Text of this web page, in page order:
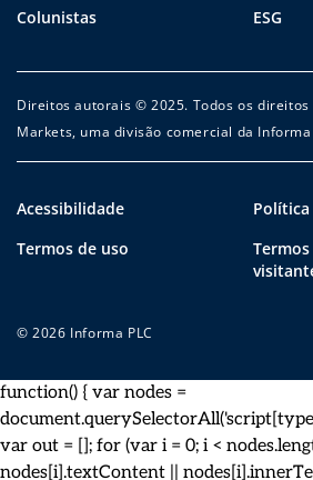
Colunistas ESG
Direitos autorais © 2025. Todos os
Markets, uma divisão comercial da Informa
Acessibilidade
Termos de uso
© 2026 Informa PLC
function() { var nodes =
var out = []; for (var i = 0; i <
nodes[i].textContent ||